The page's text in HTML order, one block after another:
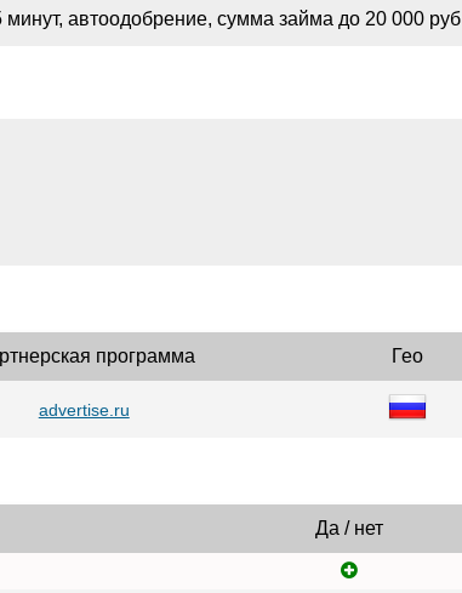
автоодобрение, сумма займа до 20 000 руб
программа Гео
advertise.ru
Да / нет